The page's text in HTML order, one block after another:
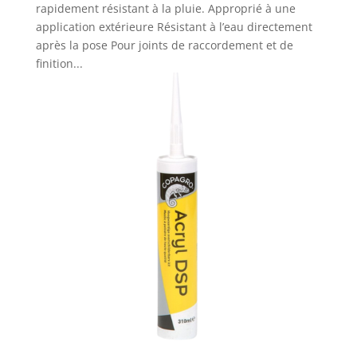
rapidement résistant à la pluie. Approprié à une
application extérieure Résistant à l’eau directement
après la pose Pour joints de raccordement et de
finition...